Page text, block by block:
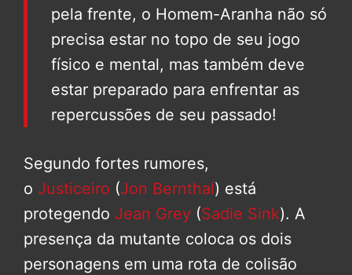
pela frente, o Homem-Aranha não só
precisa estar no topo de seu jogo
físico e mental, mas também deve
estar preparado para enfrentar as
repercussões de seu passado!
Segundo fortes rumores,
o Justiceiro (Jon Bernthal) está
protegendo Jean Grey (Sadie Sink). A
presença da mutante coloca os dois
personagens em uma rota de colisão